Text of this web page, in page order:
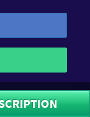
sont pensés à des
tu ne peux
». Le plaisir doit
n'offre pas la
argent réel.